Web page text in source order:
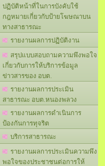
ปฏิบัติหน้าที่ในการบังคับใช้
กฎหมายเกี่ยวกับป้ายโฆษณาบน
ทางสาธารณะ
รายงานผลการปฏิบัติงาน
สรุปแบบสอบถามความพึงพอใจ
เกี่ยวกับการให้บริการข้อมูล
ข่าวสารของ อบต.
รายงานผลการประเมิน
สาธารณะ อบต.หนองพลวง
รายงานผลการดำเนินการ
ป้องกันการทุจริต
บริการสาธารณะ
รายงานผลการประเมินความพึง
พอใจของประชาชนต่อการให้